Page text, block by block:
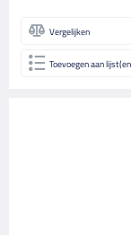
Vergelijken
Toevoegen aan